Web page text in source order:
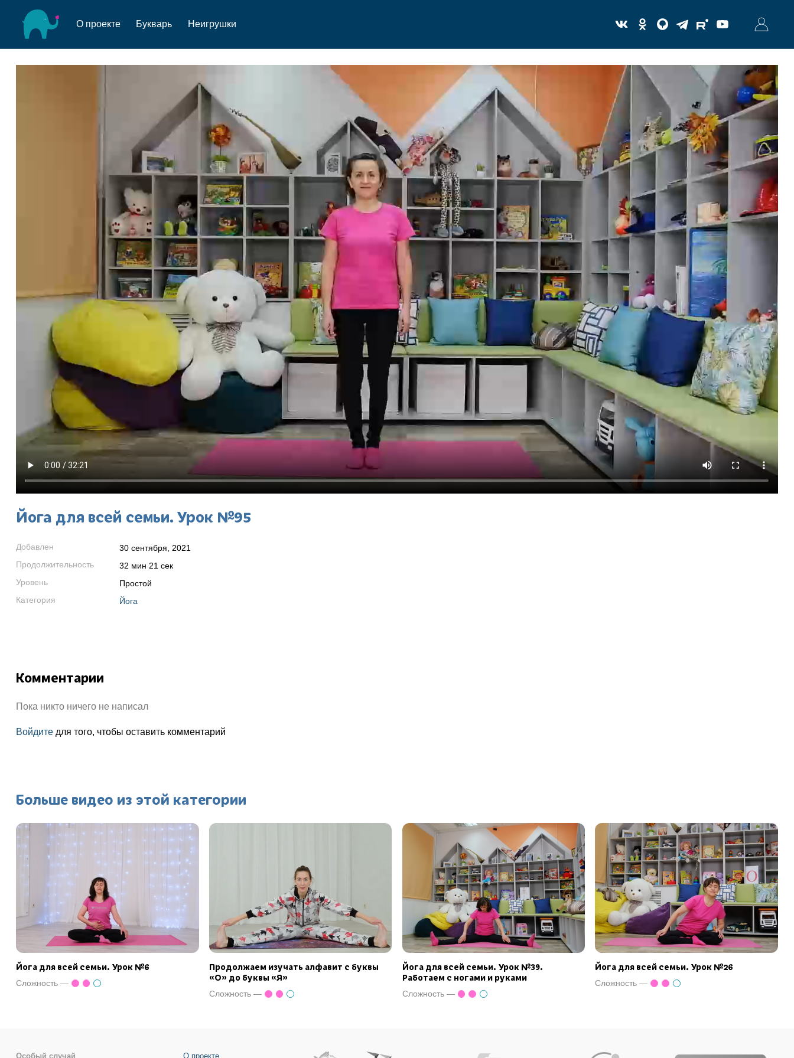
О проекте Букварь Неигрушки
Йога для всей семьи. Урок №95
Добавлен
30 сентября, 2021
Продолжительность
32 мин 21 сек
Уровень
Простой
Категория
Йога
Комментарии
Пока никто ничего не написал
Войдитедля того, чтобы оставить комментарий
Больше видео из этой категории
Йога для всей семьи. Урок №6
Сложность —
Продолжаем изучать алфавит с буквы
«О» до буквы «Я»
Сложность —
Йога для всей семьи. Урок №39.
Работаем с ногами и руками
Сложность —
Йога для всей семьи. Урок №26
Сложность —
Особый случай О проекте